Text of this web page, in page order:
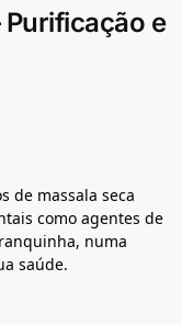
e
de massala seca
como agentes de
numa
saúde.